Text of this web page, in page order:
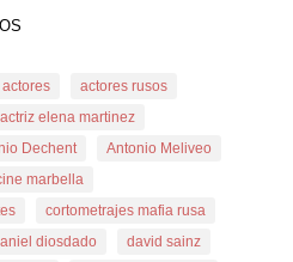
actores
actores rusos
actriz elena martinez
Dechent
Antonio Meliveo
marbella
cortometrajes mafia rusa
diosdado
david sainz